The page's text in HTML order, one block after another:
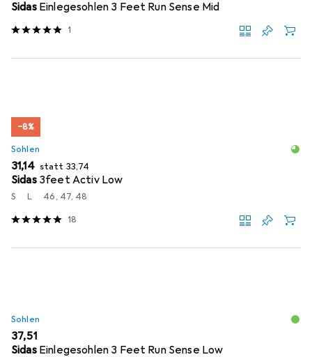
Sidas Einlegesohlen 3 Feet Run Sense Mid
1
−8%
Sohlen
EUR
31,14 statt EUR
33,74
Sidas 3feet Activ Low
S L 46, 47, 48
18
Sohlen
EUR
37,51
Sidas Einlegesohlen 3 Feet Run Sense Low